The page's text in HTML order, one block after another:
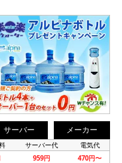
サーバー メーカー
サーバー代 電気代
959円 470円〜